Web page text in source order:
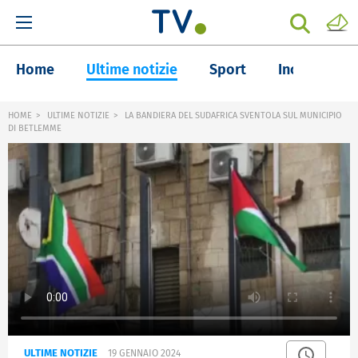
Home Ultime notizie Sport Inchieste
HOME ULTIME NOTIZIE
LA BANDIERA DEL SUDAFRICA SVENTOLA SUL MUNICIPIO
DI BETLEMME
ULTIME NOTIZIE 19 GENNAIO 2024